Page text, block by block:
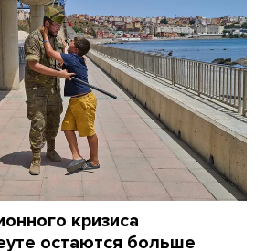
кризиса
остаются больше